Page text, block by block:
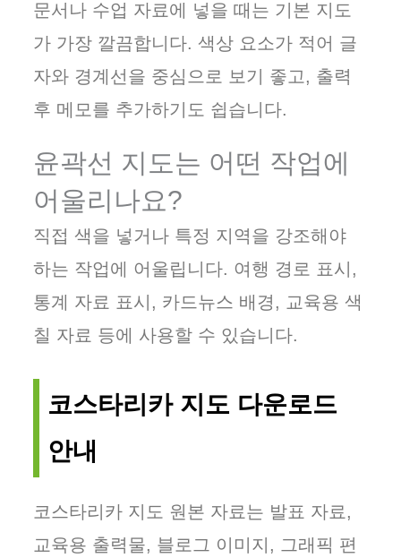
문서나 수업 자료에 넣을 때는 기본 지도
가 가장 깔끔합니다. 색상 요소가 적어 글
자와 경계선을 중심으로 보기 좋고, 출력
후 메모를 추가하기도 쉽습니다.
윤곽선 지도는 어떤 작업에
어울리나요?
직접 색을 넣거나 특정 지역을 강조해야
하는 작업에 어울립니다. 여행 경로 표시,
통계 자료 표시, 카드뉴스 배경, 교육용 색
칠 자료 등에 사용할 수 있습니다.
코스타리카 지도 다운로드
안내
코스타리카 지도 원본 자료는 발표 자료,
교육용 출력물, 블로그 이미지, 그래픽 편